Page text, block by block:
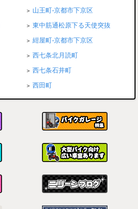
山王町-京都市下京区
東中筋通松原下る天使突抜
紺屋町-京都市下京区
西七条北月読町
西七条石井町
西田町